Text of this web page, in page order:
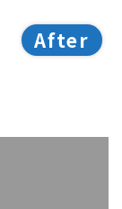
After